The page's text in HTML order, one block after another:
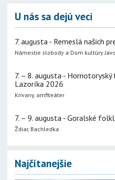
U nás sa dejú veci
7. augusta - Remeslá našich
Námestie slobody a Dom kultúry
7. – 8. augusta -
Lazoríka 2026
Krivany, amfiteáter
7. – 9. augusta - Goralské
Ždiar, Bachledka
Najčítanejšie